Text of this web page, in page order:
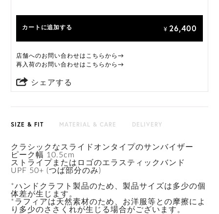
カートに追加する ¥ 26,400
店舗へのお問い合わせはこちらから→
再入荷のお問い合わせはこちらから→
シェアする
SIZE & FIT MATERIAL & CARE DELIVERY
クラシックなスライドオンタイプのサンバイザー
ピーク幅 10.5cm
ストライプまたはロゴのエラスティックバンド
UPF 50+ (つば部分のみ)
*ハンドクラフト製品のため、製品サイズは多少の個
体差が生じます。
*ラフィアは天然素材のため、お洋服等との摩擦によ
り多少のささくれが生じる場合がございます。